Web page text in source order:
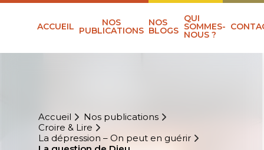
ACCUEIL NOS
PUBLICATIONS
NOS
BLOGS
QUI
SOMMES-
NOUS ?
Accueil
Nos publications
Croire & Lire
La dépression – On peut en guérir